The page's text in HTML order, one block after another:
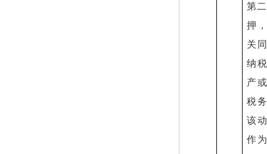
第
押
关
纳
产
税
该
作